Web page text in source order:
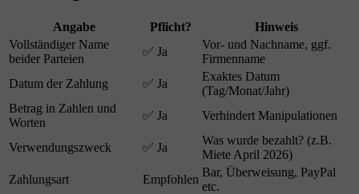
Angabe Pflicht?
Hinweis
Vollständiger Name
beider Parteien
✅ Ja
Vor- und Nachname, ggf.
Firmenname
Datum der Zahlung
✅ Ja
Exaktes Datum
(Tag/Monat/Jahr)
Betrag in Zahlen und
Worten
✅ Ja Verhindert Manipulationen
Verwendungszweck ✅ Ja
Was wurde bezahlt? (z.B.
Miete April 2026)
Zahlungsart
Empfohlen
Bar, Überweisung, PayPal
etc.